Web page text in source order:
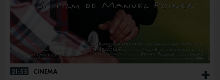
+
21:55 CINÉMA